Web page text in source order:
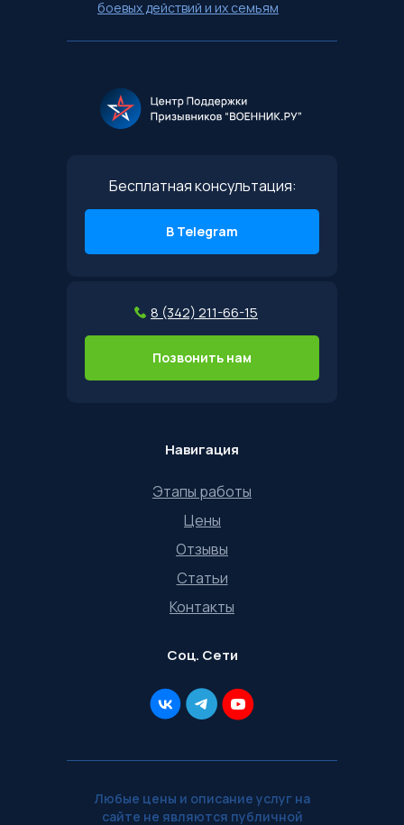
Отзывы
Контакты
Цены
Статьи
Навигация
Этапы работы
Соц. Сети
Бесплатная консультация:
В Telegram
8 (342) 211-66-15
Позвонить нам
боевых действий и их семьям
Любые цены и описание услуг на
сайте не являются публичной